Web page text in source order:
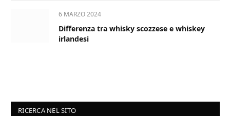
6 MARZO 2024
Differenza tra whisky scozzese e whiskey
irlandesi
RICERCA NEL SITO